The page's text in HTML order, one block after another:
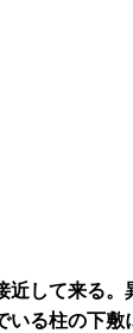
近して来る
いる柱の下